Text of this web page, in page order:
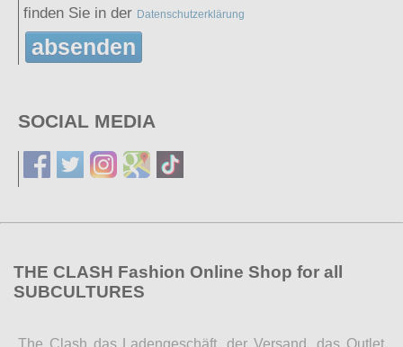
finden Sie in der Datenschutzerklärung
absenden
SOCIAL MEDIA
THE CLASH Fashion Online Shop for all
SUBCULTURES
The Clash das Ladengeschäft, der Versand, das Outlet